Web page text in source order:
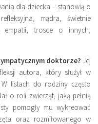
dla dziecka – stanowią o
mądra, świetnie
trosce o innych,
doktorze? Jej
autora, który służył w
listach do rodziny często
o roli zwierząt, jaką pełnią
pomogły mu wykreować
oraz rozmiłowanego w